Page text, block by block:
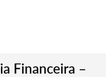
Financeira –